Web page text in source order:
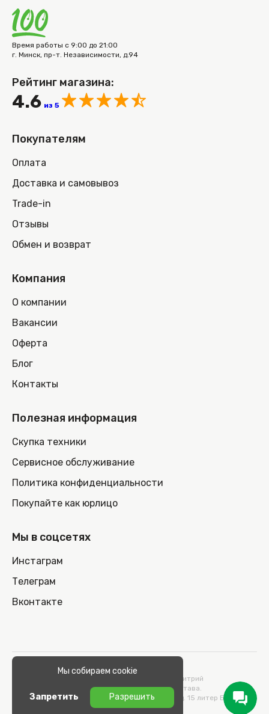
Время работы с 9:00 до 21:00
г. Минск, пр-т. Независимости, д.94
Рейтинг магазина:
4.6 из 5
Покупателям
Оплата
Доставка и самовывоз
Trade-in
Отзывы
Обмен и возврат
Компания
О компании
Вакансии
Оферта
Блог
Контакты
Полезная информация
Скупка техники
Сервисное обслуживание
Политика конфиденциальности
Покупайте как юрлицо
Мы в соцсетях
Инстаграм
Телеграм
Вконтакте
© 2026 100nout.by,
ООО «СТОНОУТБУКОВ» Директор Метельский Дмитрий
Константинович, действующий на основании Устава.
Адрес: 220100, Беларусь, г. Минск, ул. Кульман, д. 15 литер Б 9/к.
Мы собираем cookie
Запретить Разрешить